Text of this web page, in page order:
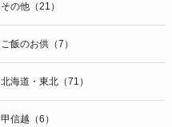
その他（21）
ご飯のお供（7）
北海道・東北（71）
甲信越（6）